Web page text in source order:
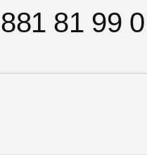
881 81 99